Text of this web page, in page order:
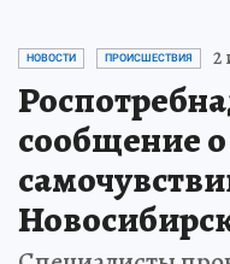
НОВОСТИ ПРОИСШЕСТВИЯ 2
сообщение